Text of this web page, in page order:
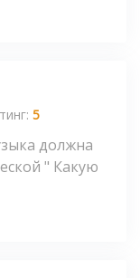
5
должна
" Какую